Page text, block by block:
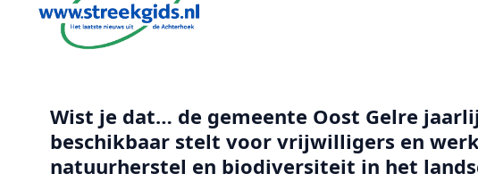
Wist je dat… de gemeente Oost Gelre
beschikbaar stelt voor vrijwilligers en
natuurherstel en biodiversiteit in het